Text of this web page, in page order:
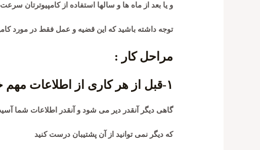
و یا بعد از ماه ها و سالها استفاده از کامپیوترتان
توجه داشته باشید که این قضیه و عمل فقط در مورد
مراحل کار :
۱-قبل از هر کاری از اطلاعات مهم خود یک پشتیبان درست کنید
گاهی دیگر آنقدر دیر می شود و آنقدر اطلاعات شما
که دیگر نمی توانید از آن پشتیبان درست کنید